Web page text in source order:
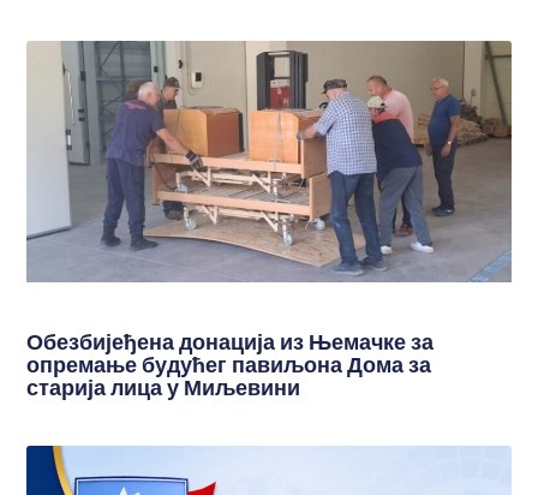
Обезбијеђена донација из Њемачке за
опремање будућег павиљона Дома за
старија лица у Миљевини